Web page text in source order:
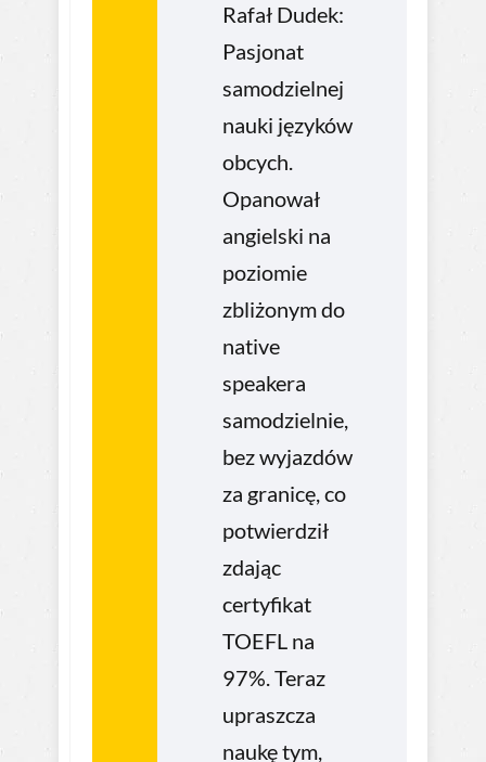
Rafał Dudek:
Pasjonat
samodzielnej
nauki języków
obcych.
Opanował
angielski na
poziomie
zbliżonym do
native
speakera
samodzielnie,
bez wyjazdów
za granicę, co
potwierdził
zdając
certyfikat
TOEFL na
97%. Teraz
upraszcza
naukę tym,